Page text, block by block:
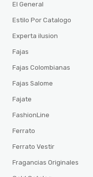
El General
Estilo Por Catalogo
Experta ilusion
Fajas
Fajas Colombianas
Fajas Salome
Fajate
FashionLine
Ferrato
Ferrato Vestir
Fragancias Originales